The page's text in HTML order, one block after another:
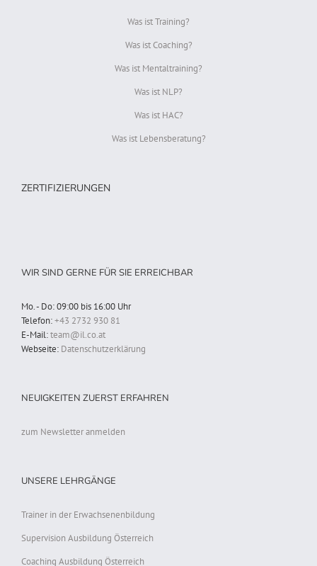
Was ist Training?
Was ist Coaching?
Was ist Mentaltraining?
Was ist NLP?
Was ist HAC?
Was ist Lebensberatung?
ZERTIFIZIERUNGEN
WIR SIND GERNE FÜR SIE ERREICHBAR
Mo. - Do: 09:00 bis 16:00 Uhr
Telefon:+43 2732 930 81
E-Mail:team@il.co.at
Webseite: Datenschutzerklärung
NEUIGKEITEN ZUERST ERFAHREN
zum Newsletter anmelden
UNSERE LEHRGÄNGE
Trainer in der Erwachsenenbildung
Supervision Ausbildung Österreich
Coaching Ausbildung Österreich